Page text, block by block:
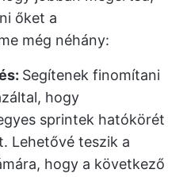
őket a
még néhány:
Segítenek finomítani
hogy
sprintek hatókörét
Lehetővé teszik a
hogy a következő